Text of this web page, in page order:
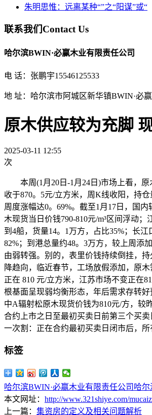
朱明思惟：远离某种“”之“阳谋”或“
联系我们Contact Us
哈尔滨BWIN·必赢木业有限责任公司
电 话：张鹏宇15546125533
地 址：哈尔滨市阿城区新华镇BWIN·必
原木供应较为充脚
2025-03-11 12:55
次
本周(1月20日-1月24日)市场上看，原
收于870。5元/立方米，周K线收阳，持
周度涨幅达0。69%。截至1月17日，国
木现货当日价钱790-810元/m³区间浮动
到4船，货量14。1万方，占比35%；长
82%；到港总量约48。3万方，较上周添
由弱转强。别的，表里价钱持续倒挂，
降趋向，临近春节，工场放假添加，原
正在 810 元/立方米，江苏市场不变正在
根基面呈现弱均衡形态，年后需求存转
中A辐射松原木现货价钱为810元/方，较
合约上市之日至最初买卖日前第三个买
一次割：正在合约最初买卖日闭市后，
标签
哈尔滨BWIN·必赢木业有限责任公司 哈尔
本文网址： http://www.321shiye.com/
上一篇： 集资房的定义及相关问题解析